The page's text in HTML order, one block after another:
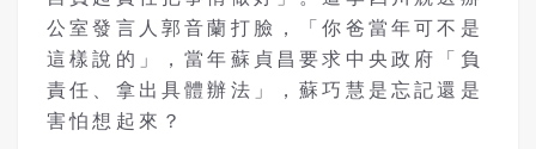
公室發言人郭音蘭打臉，「你爸當年可不是
這樣說的」，當年蘇貞昌要求中央政府「負
責任、拿出具體辦法」，蘇巧慧是忘記還是
害怕想起來？